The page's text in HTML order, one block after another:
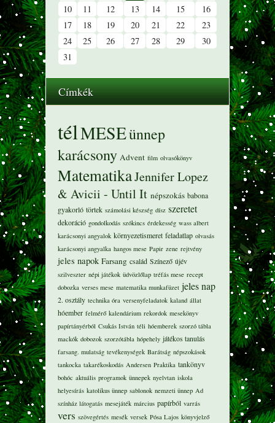
10
11 12 13 14 15
16
17
18 19 20 21 22
23
24
25 26 27 28 29
30
31
Címkék
télMESEünnep
karácsony Advent film olvasókönyv
MatematikaJennifer Lopez
& Avicii - Until It népszokás babona
gyakorló törtek számolási készség dísz szeretet
dekoráció gondolkodás szókincs érdekesség wass albert
karácsonyi angyalok környezetismeret feladatlap olvasás
karácsonyi angyalka hangos mese Papir zene rejtvény
jeles napok Farsang család Színező újév
szilveszter népi játékok üdvözlőlap tréfás mese recept
dobozka verses mese matematika munkafüzet jeles nap
2. osztály technika óra versenyfeladatok kaland állat
hóember felmérő kalendárium rekordok mesekönyv
papírtányérból Csukás István téli hóemberek szorzó tábla
mackók dobozok szorzótábla hópehely játékos tanulás
farsang. mulatság tevékenységek Barátság népszokások
tankocka takarékoskodás Andersen Praktika tankönyv
bohóc aktuális programok ünnepek nyelvtan iskola
helyesírás katolikus ünnep sablonok nemzeti ünnep Ad
színház látogatás mesejáték március papírból varrás
vers szövegértés mesék versek Pósa Lajos könyvjelző